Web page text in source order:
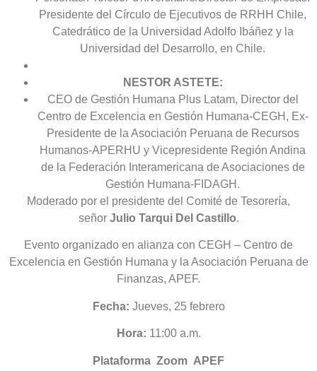
Presidente del Círculo de Ejecutivos de RRHH Chile,
Catedrático de la Universidad Adolfo Ibáñez y la
Universidad del Desarrollo, en Chile.
NESTOR ASTETE:
CEO de Gestión Humana Plus Latam, Director del
Centro de Excelencia en Gestión Humana-CEGH, Ex-
Presidente de la Asociación Peruana de Recursos
Humanos-APERHU y Vicepresidente Región Andina
de la Federación Interamericana de Asociaciones de
Gestión Humana-FIDAGH.
Moderado por el presidente del Comité de Tesorería,
señor Julio Tarqui Del Castillo.
Evento organizado en alianza con CEGH – Centro de
Excelencia en Gestión Humana y la Asociación Peruana de
Finanzas, APEF.
Fecha: Jueves, 25 febrero
Hora: 11:00 a.m.
Plataforma Zoom APEF